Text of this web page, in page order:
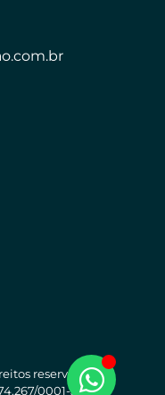
reservados.
0001-32